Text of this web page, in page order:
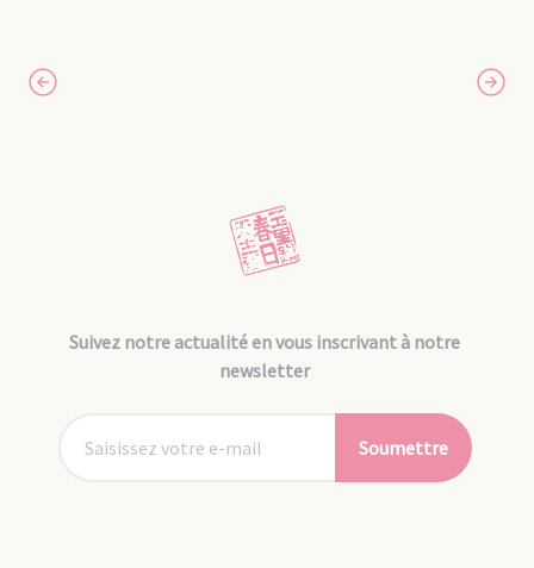
Suivez notre actualité en vous inscrivant à notre
newsletter
Soumettre